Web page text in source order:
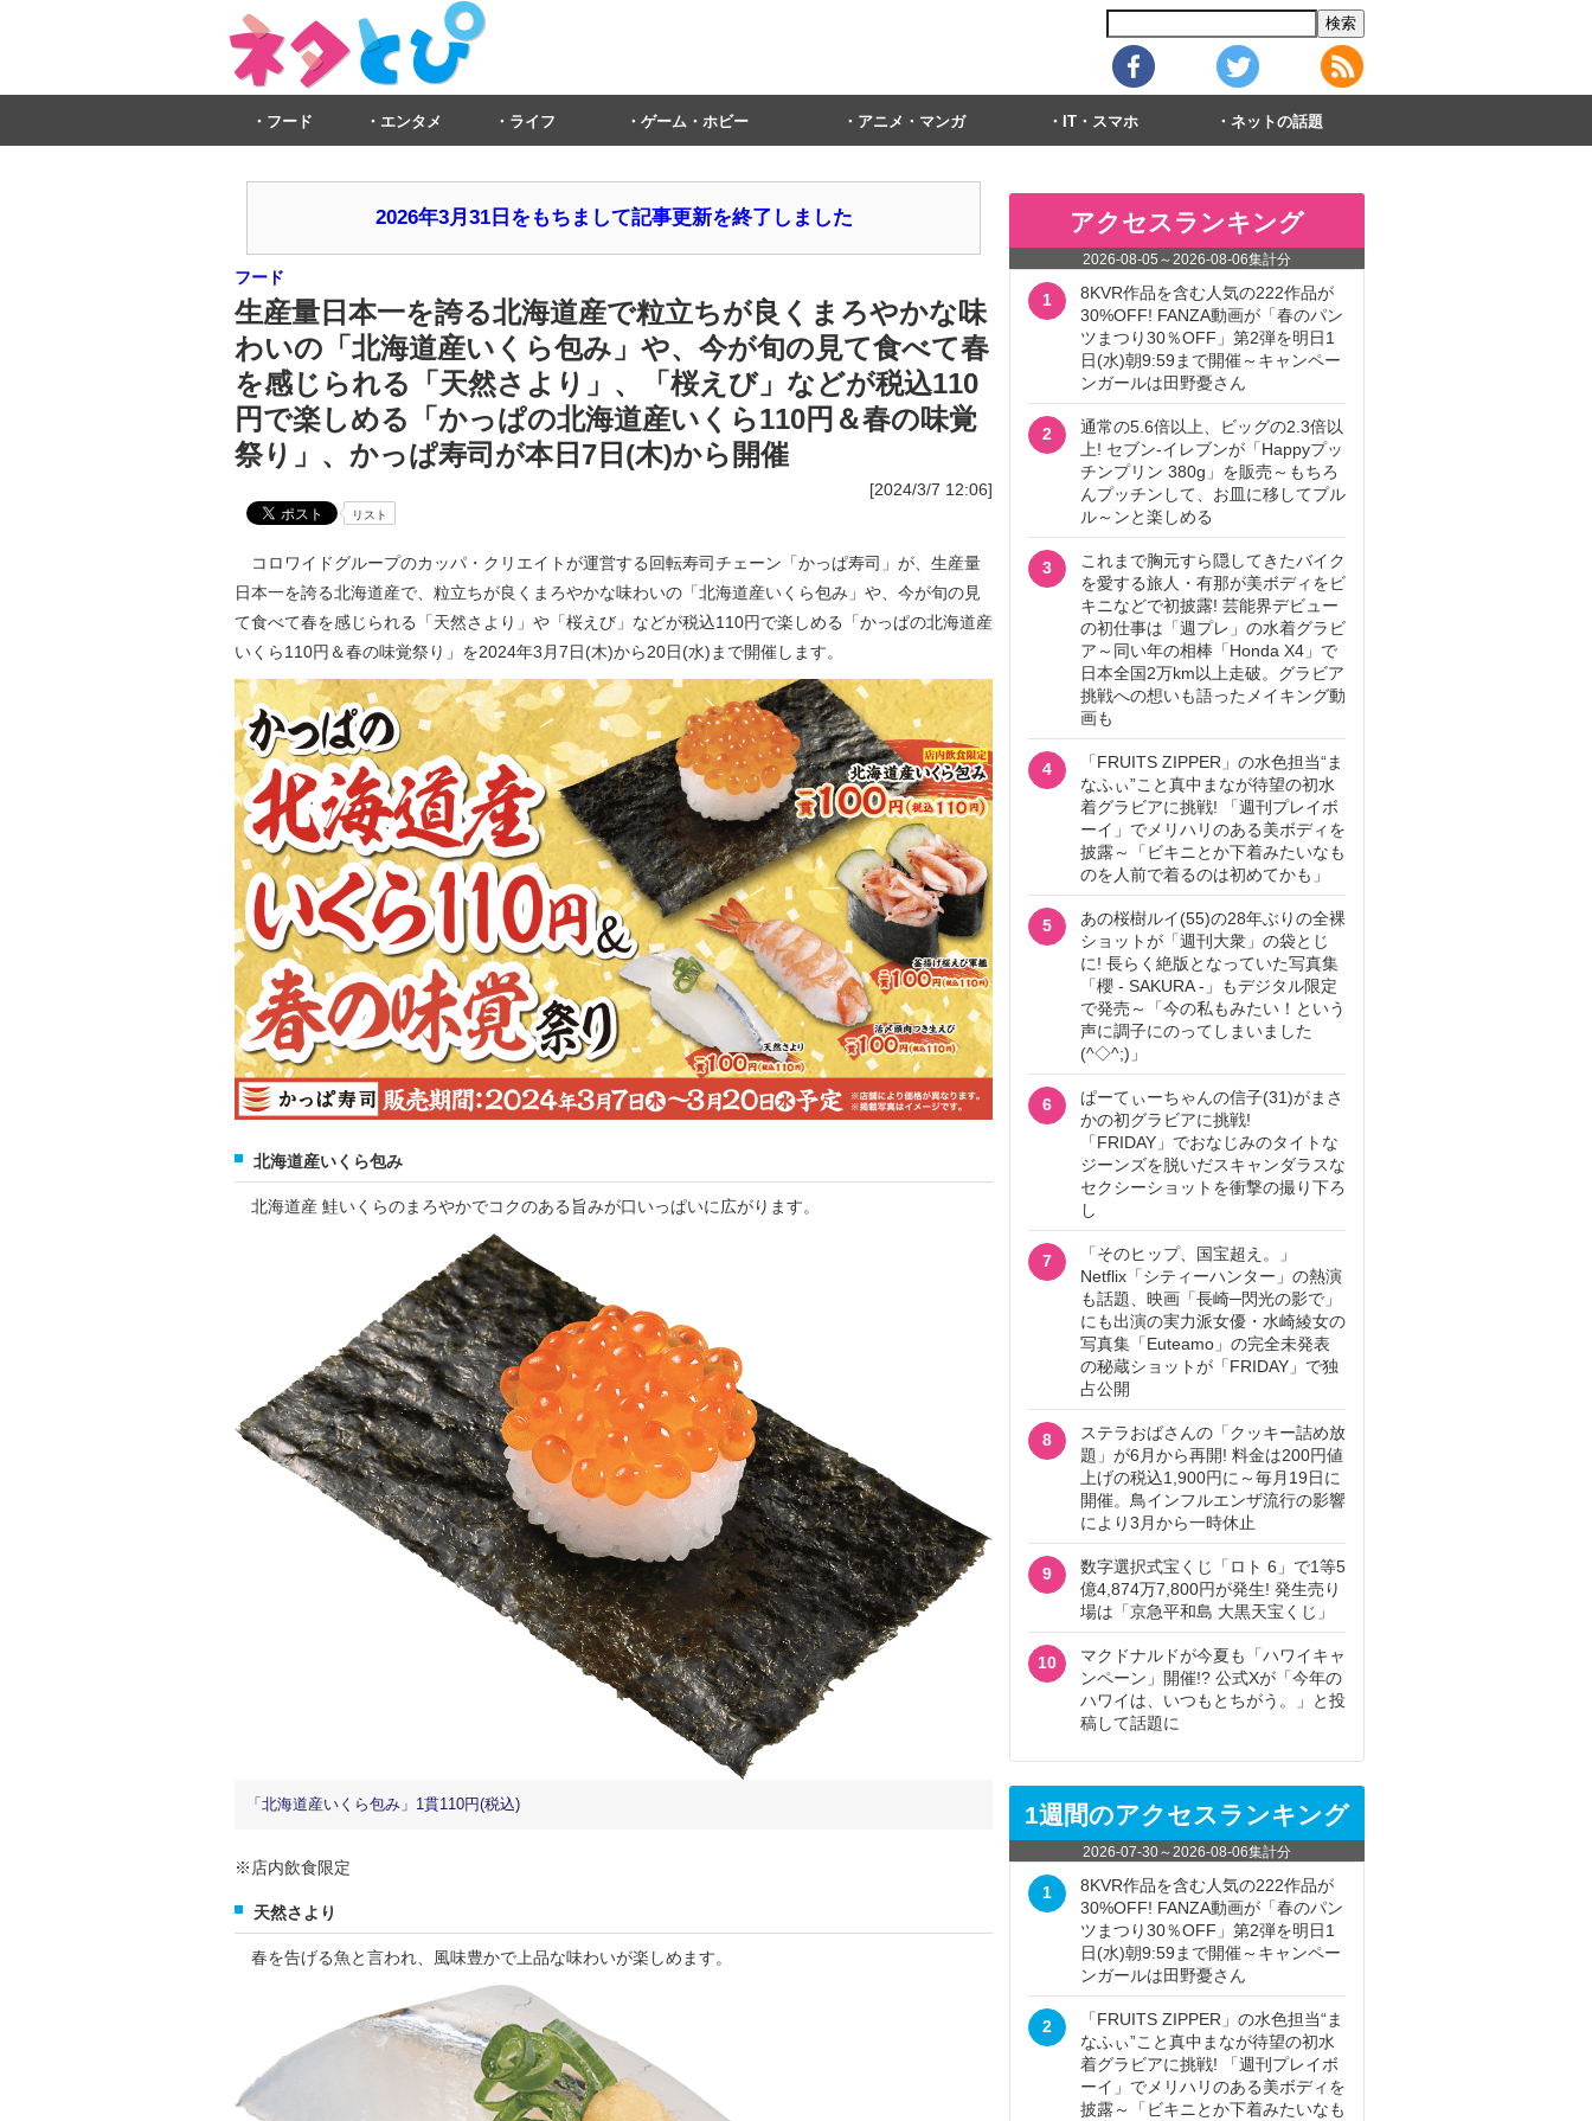
フード エンタメ ライフ ゲーム・ホビー アニメ・マンガ IT・スマホ ネットの話題
2026年3月31日をもちまして記事更新を終了しました
フード
生産量日本一を誇る北海道産で粒立ちが良くまろやかな味
わいの「北海道産いくら包み」や、今が旬の見て食べて春
を感じられる「天然さより」、「桜えび」などが税込110
円で楽しめる「かっぱの北海道産いくら110円＆春の味覚
祭り」、かっぱ寿司が本日7日(木)から開催
[2024/3/7 12:06]
リスト
コロワイドグループのカッパ・クリエイトが運営する回転寿司チェーン「かっぱ寿司」が、生産量
日本一を誇る北海道産で、粒立ちが良くまろやかな味わいの「北海道産いくら包み」や、今が旬の見
て食べて春を感じられる「天然さより」や「桜えび」などが税込110円で楽しめる「かっぱの北海道産
いくら110円＆春の味覚祭り」を2024年3月7日(木)から20日(水)まで開催します。
北海道産いくら包み
北海道産 鮭いくらのまろやかでコクのある旨みが口いっぱいに広がります。
「北海道産いくら包み」1貫110円(税込)
※店内飲食限定
天然さより
春を告げる魚と言われ、風味豊かで上品な味わいが楽しめます。
アクセスランキング
2026-08-05 ～2026-08-06集計分
1
8KVR作品を含む人気の222作品が
30%OFF! FANZA動画が「春のパン
ツまつり30％OFF」第2弾を明日1
日(水)朝9:59まで開催～キャンペー
ンガールは田野憂さん
2
通常の5.6倍以上、ビッグの2.3倍以
上! セブン‐イレブンが「Happyプッ
チンプリン 380g」を販売～もちろ
んプッチンして、お皿に移してプル
ル～ンと楽しめる
3
これまで胸元すら隠してきたバイク
を愛する旅人・有那が美ボディをビ
キニなどで初披露! 芸能界デビュー
の初仕事は「週プレ」の水着グラビ
ア～同い年の相棒「Honda X4」で
日本全国2万km以上走破。グラビア
挑戦への想いも語ったメイキング動
画も
4
「FRUITS ZIPPER」の水色担当“ま
なふぃ”こと真中まなが待望の初水
着グラビアに挑戦! 「週刊プレイボ
ーイ」でメリハリのある美ボディを
披露～「ビキニとか下着みたいなも
のを人前で着るのは初めてかも」
5
あの桜樹ルイ(55)の28年ぶりの全裸
ショットが「週刊大衆」の袋とじ
に! 長らく絶版となっていた写真集
「櫻 - SAKURA -」もデジタル限定
で発売～「今の私もみたい！という
声に調子にのってしまいました
(^◇^;)」
6
ぱーてぃーちゃんの信子(31)がまさ
かの初グラビアに挑戦!
「FRIDAY」でおなじみのタイトな
ジーンズを脱いだスキャンダラスな
セクシーショットを衝撃の撮り下ろ
し
7
「そのヒップ、国宝超え。」
Netflix「シティーハンター」の熱演
も話題、映画「長崎─閃光の影で」
にも出演の実力派女優・水崎綾女の
写真集「Euteamo」の完全未発表
の秘蔵ショットが「FRIDAY」で独
占公開
8
ステラおばさんの「クッキー詰め放
題」が6月から再開! 料金は200円値
上げの税込1,900円に～毎月19日に
開催。鳥インフルエンザ流行の影響
により3月から一時休止
9
数字選択式宝くじ「ロト 6」で1等5
億4,874万7,800円が発生! 発生売り
場は「京急平和島 大黒天宝くじ」
10
マクドナルドが今夏も「ハワイキャ
ンペーン」開催!? 公式Xが「今年の
ハワイは、いつもとちがう。」と投
稿して話題に
1週間のアクセスランキング
2026-07-30～2026-08-06集計分
1
8KVR作品を含む人気の222作品が
30%OFF! FANZA動画が「春のパン
ツまつり30％OFF」第2弾を明日1
日(水)朝9:59まで開催～キャンペー
ンガールは田野憂さん
2
「FRUITS ZIPPER」の水色担当“ま
なふぃ”こと真中まなが待望の初水
着グラビアに挑戦! 「週刊プレイボ
ーイ」でメリハリのある美ボディを
披露～「ビキニとか下着みたいなも